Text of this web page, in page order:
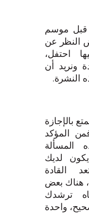
قبل موسم
النظر عن
احتفل،
ونريد أن
النشرة.
بالإجازة
المؤكد
المسألة
يكون لديك
القادة
للانطلاق في عام 2025، هناك بعض
ترشدك
واحدة